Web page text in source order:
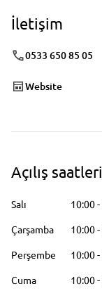
İletişim
0533 650 85 05
Website
Açılış saatleri
Salı 10:00-
Çarşamba
10:00-
Perşembe
10:00-
Cuma
10:00-